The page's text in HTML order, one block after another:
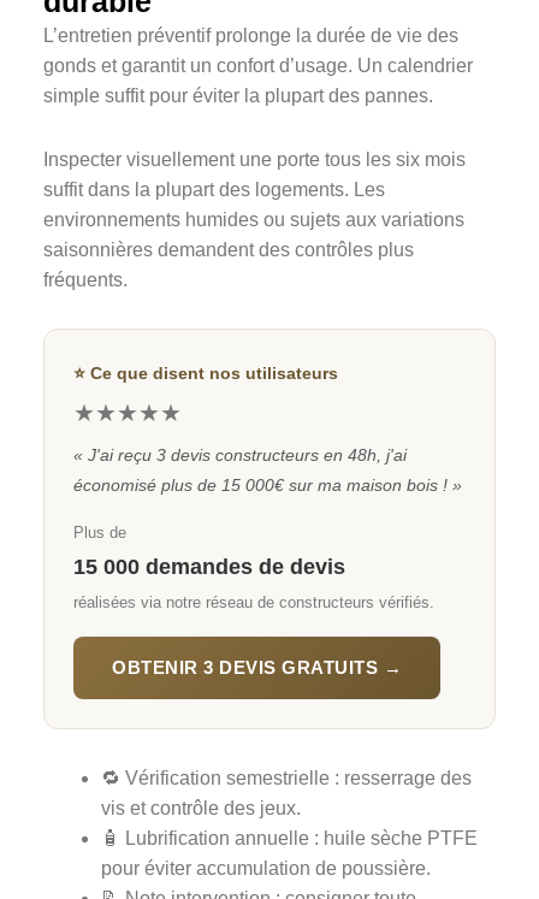
L’entretien préventif prolonge la durée de vie des
gonds et garantit un confort d’usage. Un calendrier
simple suffit pour éviter la plupart des pannes.
Inspecter visuellement une porte tous les six mois
suffit dans la plupart des logements. Les
environnements humides ou sujets aux variations
saisonnières demandent des contrôles plus
fréquents.
⭐ Ce que disent nos utilisateurs
★★★★★
« J'ai reçu 3 devis constructeurs en 48h, j'ai
économisé plus de 15 000€ sur ma maison bois ! »
Plus de
15 000 demandes de devis
réalisées via notre réseau de constructeurs vérifiés.
OBTENIR 3 DEVIS GRATUITS →
🔁 Vérification semestrielle : resserrage des
vis et contrôle des jeux.
🧴 Lubrification annuelle : huile sèche PTFE
pour éviter accumulation de poussière.